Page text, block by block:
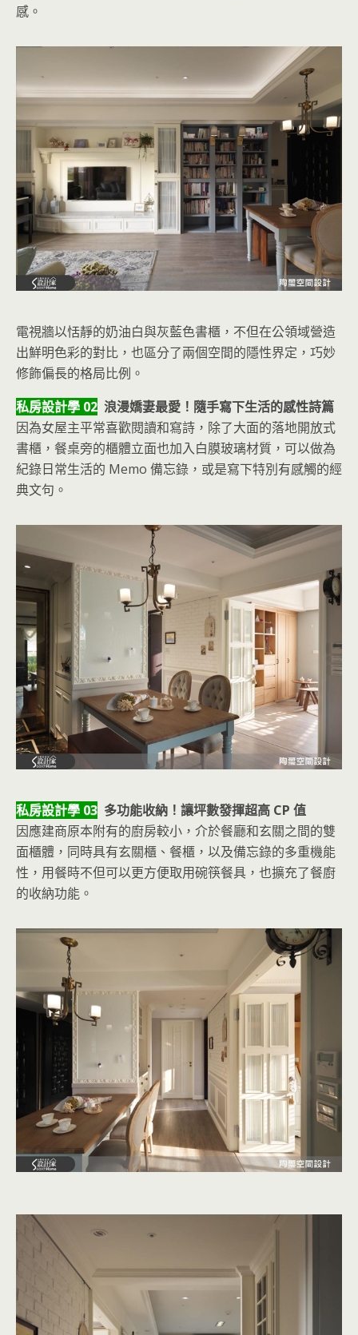
感。
電視牆以恬靜的奶油白與灰藍色書櫃，不但在公領域營造
出鮮明色彩的對比，也區分了兩個空間的隱性界定，巧妙
修飾偏長的格局比例。
私房設計學 02 浪漫嬌妻最愛！隨手寫下生活的感性詩篇
因為女屋主平常喜歡閱讀和寫詩，除了大面的落地開放式
書櫃，餐桌旁的櫃體立面也加入白膜玻璃材質，可以做為
紀錄日常生活的 Memo 備忘錄，或是寫下特別有感觸的經
典文句。
私房設計學 03 多功能收納！讓坪數發揮超高 CP 值
因應建商原本附有的廚房較小，介於餐廳和玄關之間的雙
面櫃體，同時具有玄關櫃、餐櫃，以及備忘錄的多重機能
性，用餐時不但可以更方便取用碗筷餐具，也擴充了餐廚
的收納功能。